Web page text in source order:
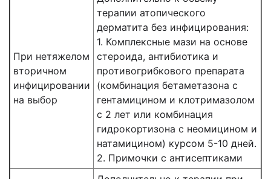
При нетяжелом
вторичном
инфицировании
на выбор
терапии атопического
дерматита без инфицирования:
1. Комплексные мази на основе
стероида, антибиотика и
противогрибкового препарата
(комбинация бетаметазона с
гентамицином и клотримазолом
с 2 лет или комбинация
гидрокортизона с неомицином и
натамицином) курсом 5-10 дней.
2. Примочки с антисептиками